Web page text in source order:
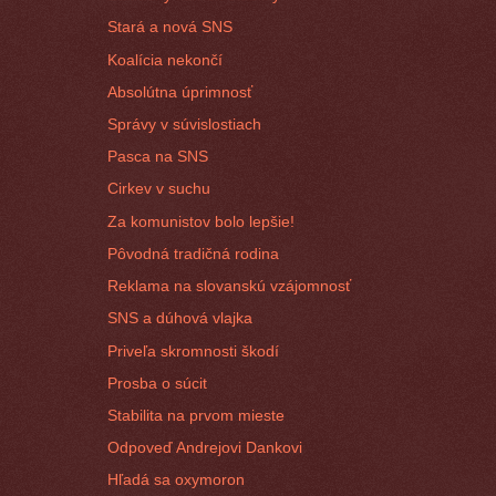
Stará a nová SNS
Koalícia nekončí
Absolútna úprimnosť
Správy v súvislostiach
Pasca na SNS
Cirkev v suchu
Za komunistov bolo lepšie!
Pôvodná tradičná rodina
Reklama na slovanskú vzájomnosť
SNS a dúhová vlajka
Priveľa skromnosti škodí
Prosba o súcit
Stabilita na prvom mieste
Odpoveď Andrejovi Dankovi
Hľadá sa oxymoron